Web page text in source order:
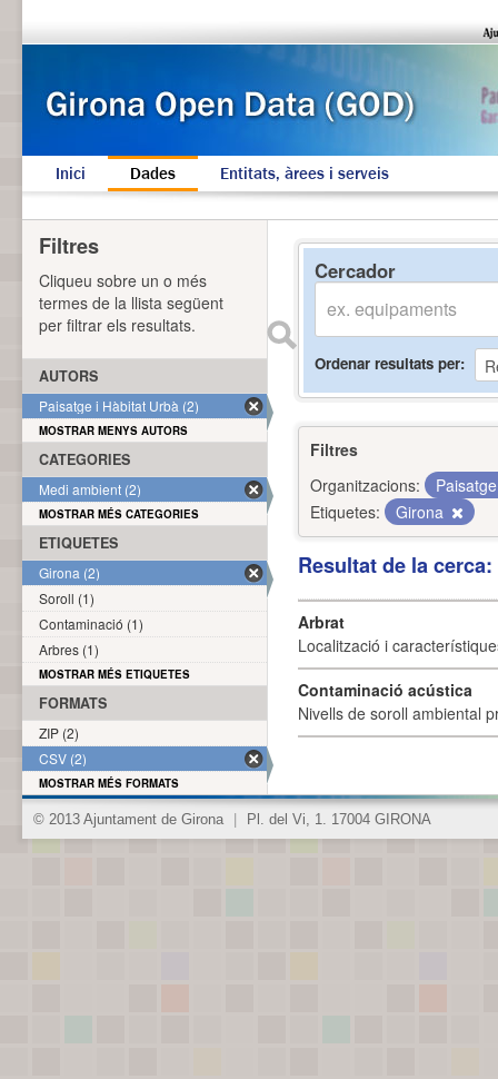
Inici Dades Entitats, àrees i serveis
Cercador
Ordenar resultats per
Filtres
Organitzacions:
Etiquetes:
Girona
Resultat de la
Arbrat
Localització i
Contaminació acústica
Nivells de soroll ambiental
Filtres
Cliqueu sobre un o més
termes de la llista següent
per filtrar els resultats.
AUTORS
Paisatge i Hàbitat Urbà (2)
MOSTRAR MENYS AUTORS
CATEGORIES
Medi ambient (2)
MOSTRAR MÉS CATEGORIES
ETIQUETES
Girona (2)
Soroll (1)
Contaminació (1)
Arbres (1)
MOSTRAR MÉS ETIQUETES
FORMATS
ZIP (2)
CSV (2)
MOSTRAR MÉS FORMATS
© 2013 Ajuntament de Girona Pl. del Vi, 1. 17004 GIRONA